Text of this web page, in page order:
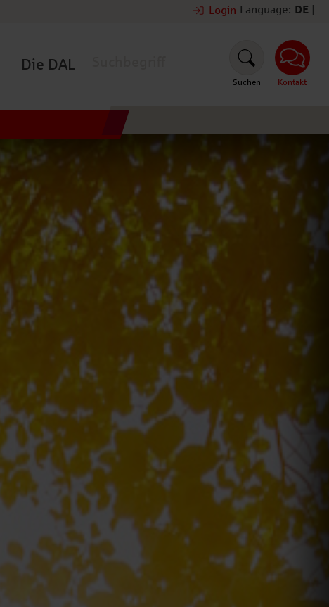
Language: DE
Login
Die DAL
Kontakt
Suchen